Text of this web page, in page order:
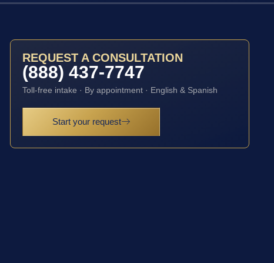
REQUEST A CONSULTATION
(888) 437-7747
Toll-free intake · By appointment · English & Spanish
Start your request